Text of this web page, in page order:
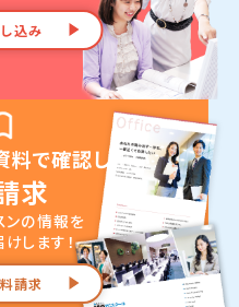
込み
料で確認したい
求
ンの情報を
します！
請求